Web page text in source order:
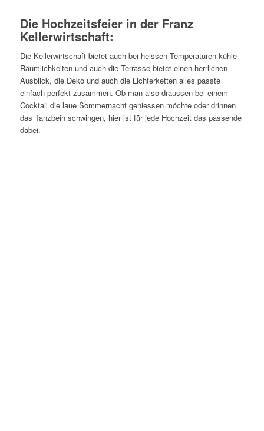
Die Hochzeitsfeier in der Franz
Kellerwirtschaft:
Die Kellerwirtschaft bietet auch bei heissen Temperaturen kühle
Räumlichkeiten und auch die Terrasse bietet einen herrlichen
Ausblick, die Deko und auch die Lichterketten alles passte
einfach perfekt zusammen. Ob man also draussen bei einem
Cocktail die laue Sommernacht geniessen möchte oder drinnen
das Tanzbein schwingen, hier ist für jede Hochzeit das passende
dabei.